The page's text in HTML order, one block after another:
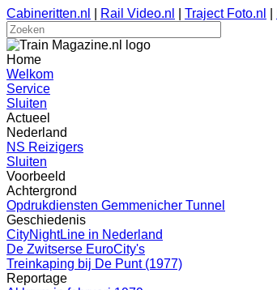
Cabineritten.nl Rail Video.nl Traject Foto.nl
Home
Welkom
Service
Sluiten
Actueel
Nederland
NS Reizigers
Sluiten
Voorbeeld
Achtergrond
Opdrukdiensten Gemmenicher Tunnel
Geschiedenis
CityNightLine in Nederland
De Zwitserse EuroCity's
Treinkaping bij De Punt (1977)
Reportage